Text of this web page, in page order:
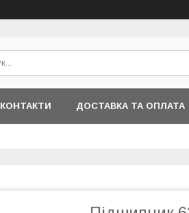
КОНТАКТИ ДОСТАВКА ТА ОПЛАТА